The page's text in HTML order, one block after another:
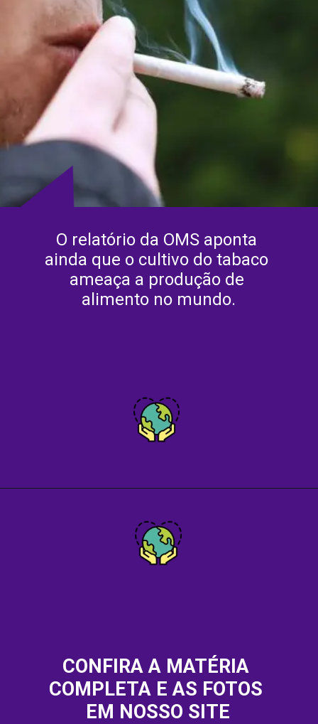
O relatório da OMS aponta
ainda que o cultivo do tabaco
ameaça a produção de
alimento no mundo.
CONFIRA A MATÉRIA
COMPLETA E AS FOTOS
EM NOSSO SITE